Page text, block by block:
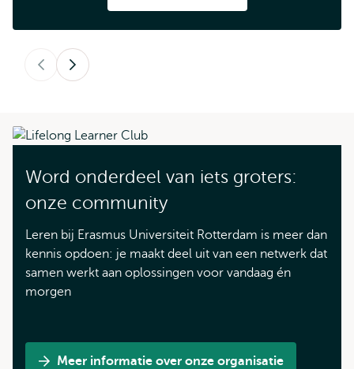
Volgende
Word onderdeel van iets groters:
onze community
Leren bij Erasmus Universiteit Rotterdam is meer dan
kennis opdoen: je maakt deel uit van een netwerk dat
samen werkt aan oplossingen voor vandaag én
morgen
Meer informatie over onze organisatie